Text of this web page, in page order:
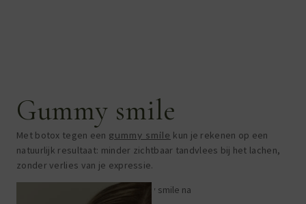
Gummy smile
Met botox tegen een gummy smile kun je rekenen op een
natuurlijk resultaat: minder zichtbaar tandvlees bij het lachen,
zonder verlies van je expressie.